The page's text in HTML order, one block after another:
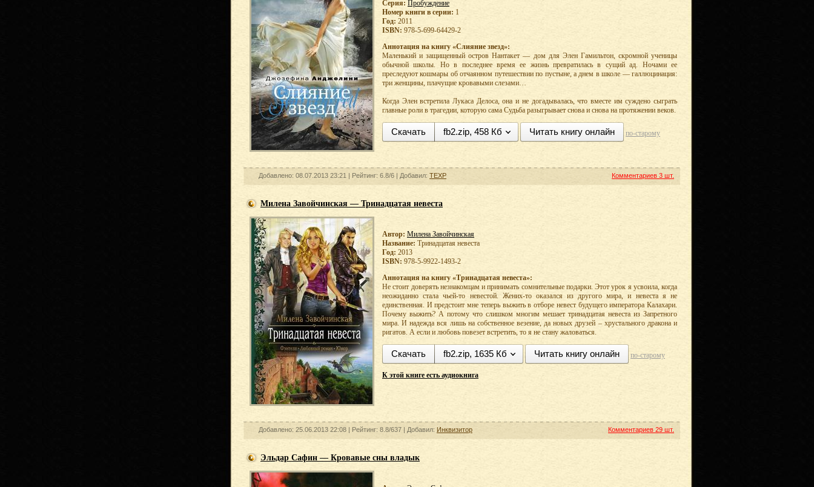
Серия: Пробуждение
Номер книги в серии: 1
Год: 2011
ISBN: 978-5-699-64429-2
Аннотация на книгу «Слияние звезд»:
Маленький и защищенный остров Нантакет — дом для Элен Гамильтон, скромной ученицы
обычной школы. Но в последнее время ее жизнь превратилась в сущий ад. Ночами ее
преследуют кошмары об отчаянном путешествии по пустыне, а днем в школе — галлюцинация:
три женщины, плачущие кровавыми слезами…
Когда Элен встретила Лукаса Делоса, она и не догадывалась, что вместе им суждено сыграть
главные роли в трагедии, которую сама Судьба разыгрывает снова и снова на протяжении веков.
Скачать fb2.zip, 458 Кб Читать книгу онлайн по-старому
Добавлено: 08.07.2013 23:21 | Рейтинг: 6.8/6 | Добавил: TEXP Комментариев 3 шт.
Милена Завойчинская — Тринадцатая невеста
Автор: Милена Завойчинская
Название: Тринадцатая невеста
Год: 2013
ISBN: 978-5-9922-1493-2
Аннотация на книгу «Тринадцатая невеста»:
Не стоит доверять незнакомцам и принимать сомнительные подарки. Этот урок я усвоила, когда
неожиданно стала чьей-то невестой. Жених-то оказался из другого мира, и невеста я не
единственная. И предстоит мне теперь выжить в отборе невест будущего императора Калахари.
Почему выжить? А потому что слишком многим мешает тринадцатая невеста из Запретного
мира. И надежда вся лишь на собственное везение, да новых друзей – хрустального дракона и
ригатов. А если и любовь повезет встретить, то я не стану жаловаться.
Скачать fb2.zip, 1635 Кб Читать книгу онлайн по-старому
К этой книге есть аудиокнига
Добавлено: 25.06.2013 22:08 | Рейтинг: 8.8/637 | Добавил: Инквизитор Комментариев 29 шт.
Эльдар Сафин — Кровавые сны владык